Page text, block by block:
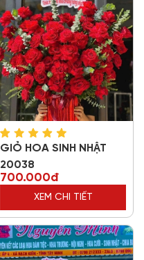
GIỎ HOA SINH NHẬT
20038
700.000đ
XEM CHI TIẾT